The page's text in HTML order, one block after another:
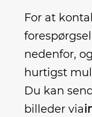
For at
nedenfor,
hurtigst
Du kan
billeder via